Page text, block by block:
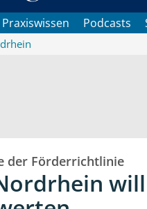
Praxiswissen Podcasts
der Förderrichtlinie